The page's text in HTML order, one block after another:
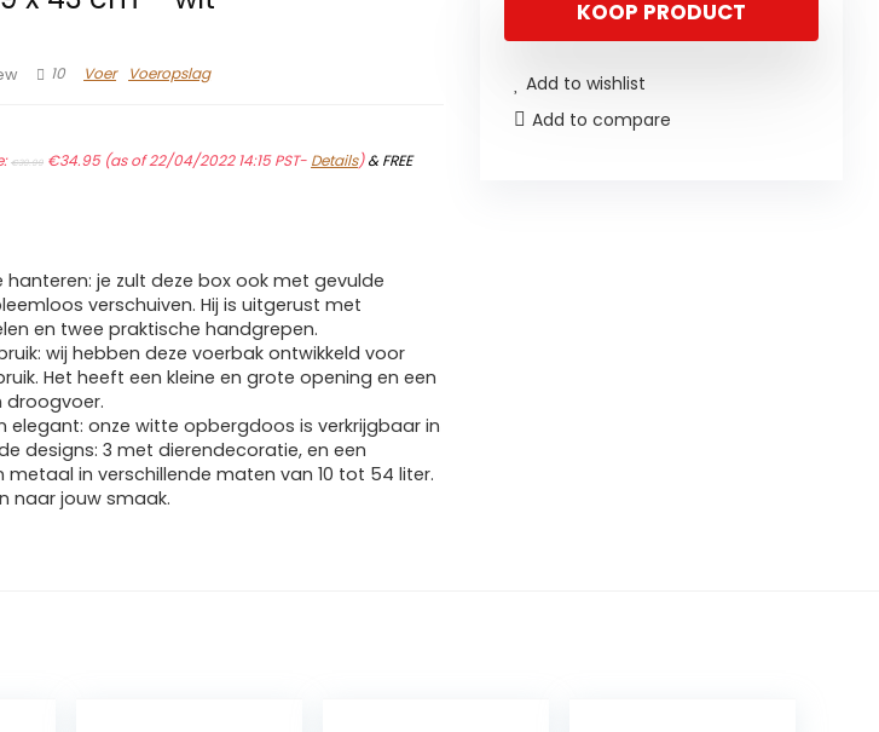
10 Voer Voeropslag
€39.99 price
€34.95price
(as of 22/04/2022 14:15 PST- Details)&FREE
hanteren: je zult deze box ook met gevulde
verschuiven. Hij is uitgerust met
en twee praktische handgrepen.
wij hebben deze voerbak ontwikkeld voor
Het heeft een kleine en grote opening en een
droogvoer.
elegant: onze witte opbergdoos is verkrijgbaar in
designs: 3 met dierendecoratie, en een
metaal in verschillende maten van 10 tot 54 liter.
naar jouw smaak.
KOOP PRODUCT
Add to wishlist
Add to compare